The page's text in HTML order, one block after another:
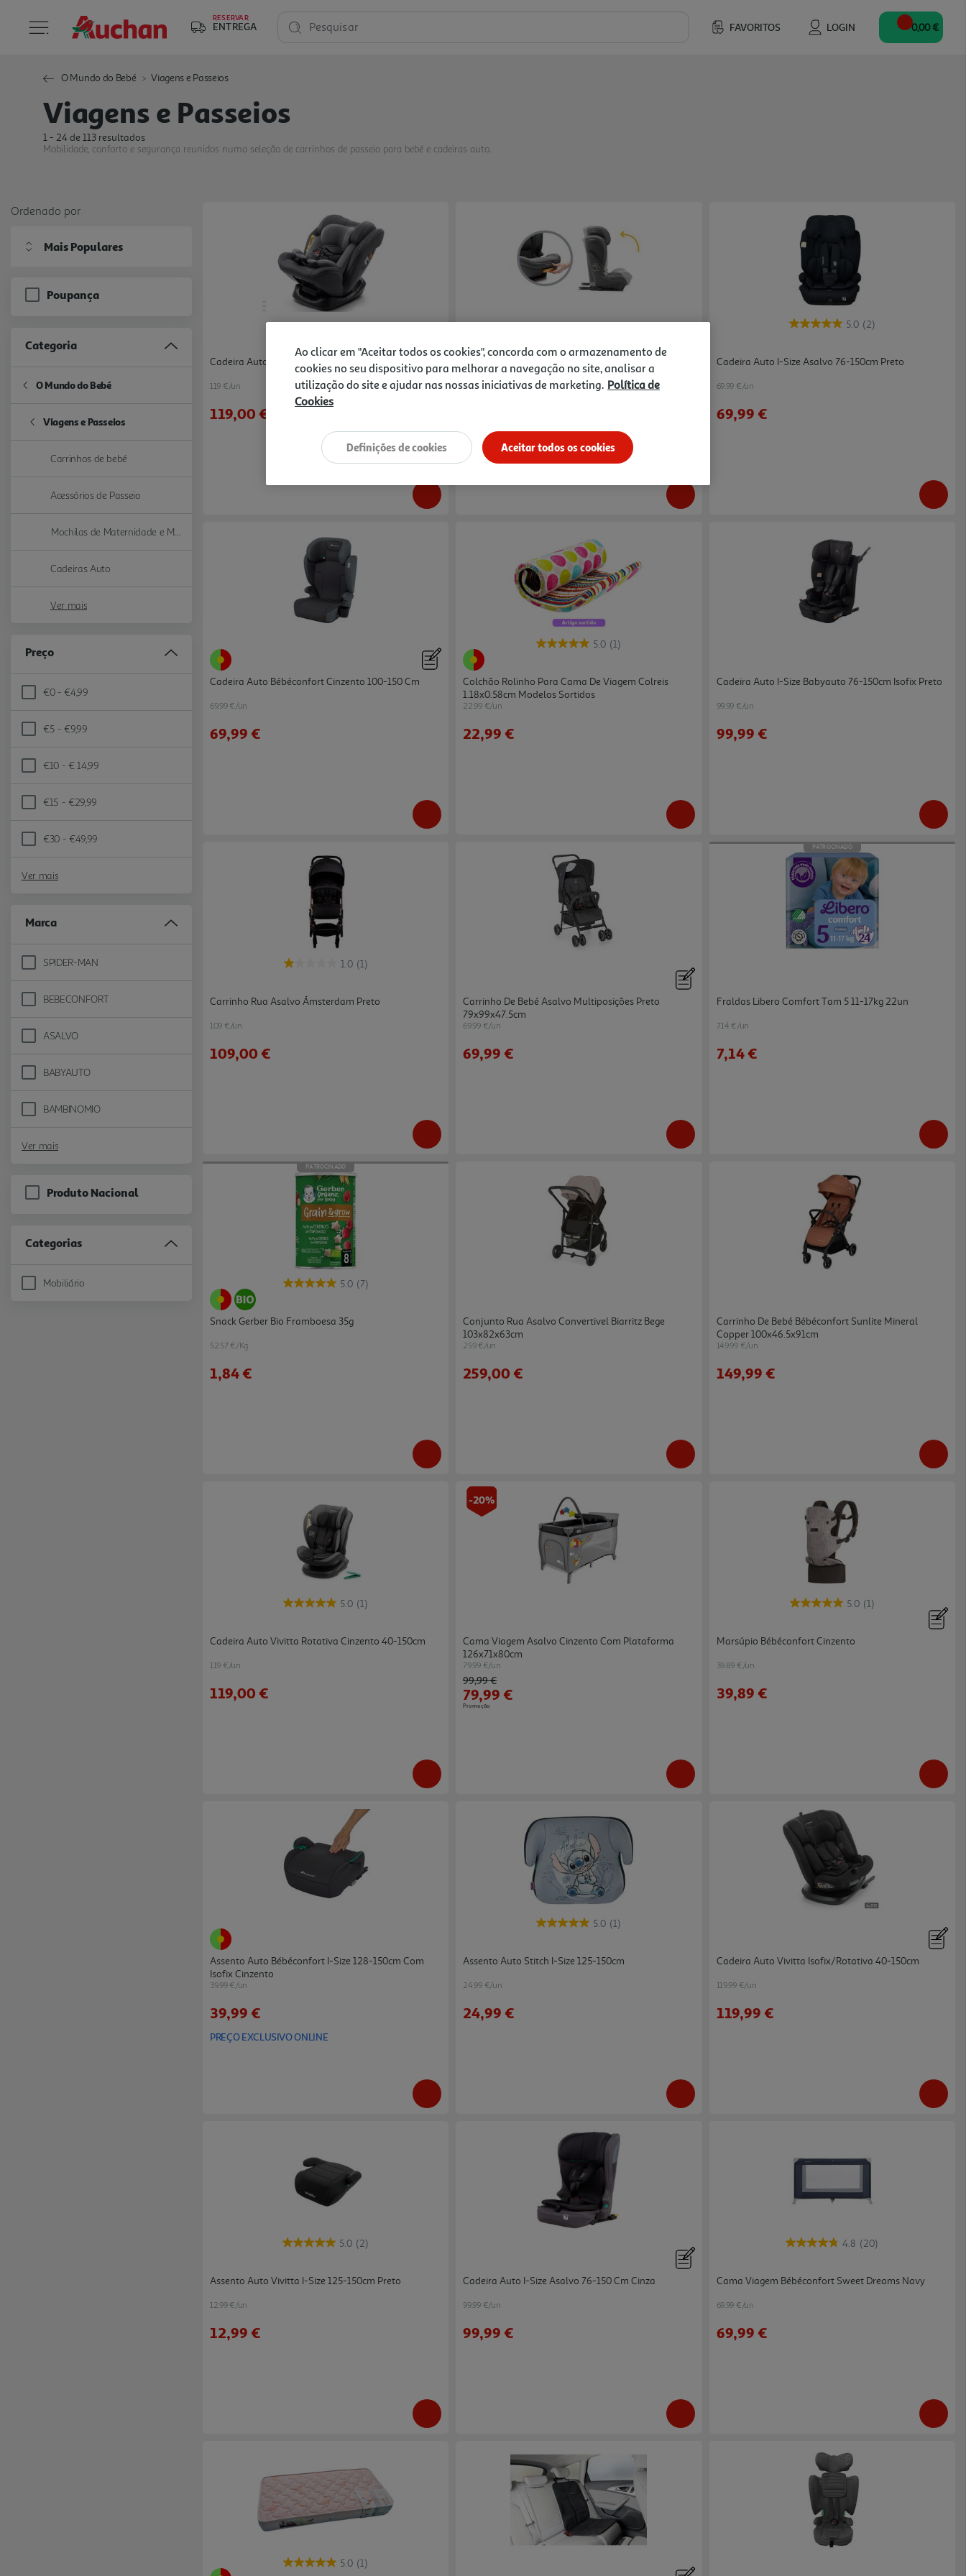
RESERVAR
ENTREGA FAVORITOS LOGIN
Pesquisar 0,00 €
O Mundo do Bebé Viagens e Passeios
Viagens e Passeios
1 - 24 de 113 resultados
Mobilidade, conforto e segurança reunidos numa seleção de carrinhos de passeio para bebé e cadeiras auto.
Ordenado por
Mais Populares
Poupança
Categoria
O Mundo do Bebé
Refine by Categoria: O Mundo do Bebé
Viagens e Passeios
selected Currently Refined by Categoria: Viagens e Passeios
Carrinhos de bebé
Refine by Categoria: Carrinhos de bebé
Acessórios de Passeio
Refine by Categoria: Acessórios de Passeio
Mochilas de Maternidade e Marsúpios
Refine by Categoria: Mochilas de Maternidade e Marsúpios
Cadeiras Auto
Refine by Categoria: Cadeiras Auto
Ver mais
Preço
€0 - €4,99
Refine by Preço: €0 - €4,99
€5 - €9,99
Refine by Preço: €5 - €9,99
€10 - € 14,99
Refine by Preço: €10 - € 14,99
€15 - €29,99
Refine by Preço: €15 - €29,99
€30 - €49,99
Refine by Preço: €30 - €49,99
Ver mais
Marca
SPIDER-MAN
Refine by Marca: SPIDER-MAN
BEBECONFORT
Refine by Marca: BEBECONFORT
ASALVO
Refine by Marca: ASALVO
BABYAUTO
Refine by Marca: BABYAUTO
BAMBINOMIO
Refine by Marca: BAMBINOMIO
Ver mais
Produto Nacional
Categorias
Mobiliário
Refine by Categorias: Mobiliário
Cadeira Auto Vivitta 40-150cm Antracite
119 €/un
119,00 €
Cadeira Auto I-Size Babyauto 100-150cm Isofix
129 €/un
5.0 (2)
Cadeira Auto I-Size Asalvo 76-150cm Preto
69.99 €/un
69,99 €
Cadeira Auto Bébéconfort Cinzento 100-150 Cm
69.99 €/un
69,99 €
5.0 (1)
Colchão Rolinho Para Cama De Viagem Colreis
1.18x0.58cm Modelos Sortidos
22.99 €/un
22,99 €
Cadeira Auto I-Size Babyauto 76-150cm Isofix Preto
99.99 €/un
99,99 €
1.0 (1)
Carrinho Rua Asalvo Ámsterdam Preto
109 €/un
109,00 €
Carrinho De Bebé Asalvo Multiposições Preto
79x99x47.5cm
69.99 €/un
69,99 €
PATROCINADO
Fraldas Libero Comfort Tam 5 11-17kg 22un
7.14 €/un
7,14 €
PATROCINADO
5.0 (7)
Snack Gerber Bio Framboesa 35g
52.57 €/Kg
1,84 €
Conjunto Rua Asalvo Convertivel Biarritz Bege
103x82x63cm
259 €/un
259,00 €
Carrinho De Bebé Bébéconfort Sunlite Mineral
Copper 100x46.5x91cm
149.99 €/un
149,99 €
5.0 (1)
Cadeira Auto Vivitta Rotativa Cinzento 40-150cm
119 €/un
119,00 €
-20%
Cama Viagem Asalvo Cinzento Com Plataforma
126x71x80cm
79.99 €/un
Price reduced from
99,99 €to
79,99 €
Promoção
5.0 (1)
Marsúpio Bébéconfort Cinzento
39.89 €/un
39,89 €
Assento Auto Bébéconfort I-Size 128-150cm Com
Isofix Cinzento
39.99 €/un
39,99 €
PREÇO EXCLUSIVO ONLINE
5.0 (1)
Assento Auto Stitch I-Size 125-150cm
24.99 €/un
24,99 €
Cadeira Auto Vivitta Isofix/rotativa 40-150cm
119.99 €/un
119,99 €
5.0 (2)
Assento Auto Vivitta I-Size 125-150cm Preto
12.99 €/un
12,99 €
Cadeira Auto I-Size Asalvo 76-150 Cm Cinza
99.99 €/un
99,99 €
4.8 (20)
Cama Viagem Bébéconfort Sweet Dreams Navy
69.99 €/un
69,99 €
5.0 (1)
Ao clicar em "Aceitar todos os cookies", concorda com o armazenamento de
cookies no seu dispositivo para melhorar a navegação no site, analisar a
utilização do site e ajudar nas nossas iniciativas de marketing. Política de
Cookies
Aceitar todos os cookies
Definições de cookies